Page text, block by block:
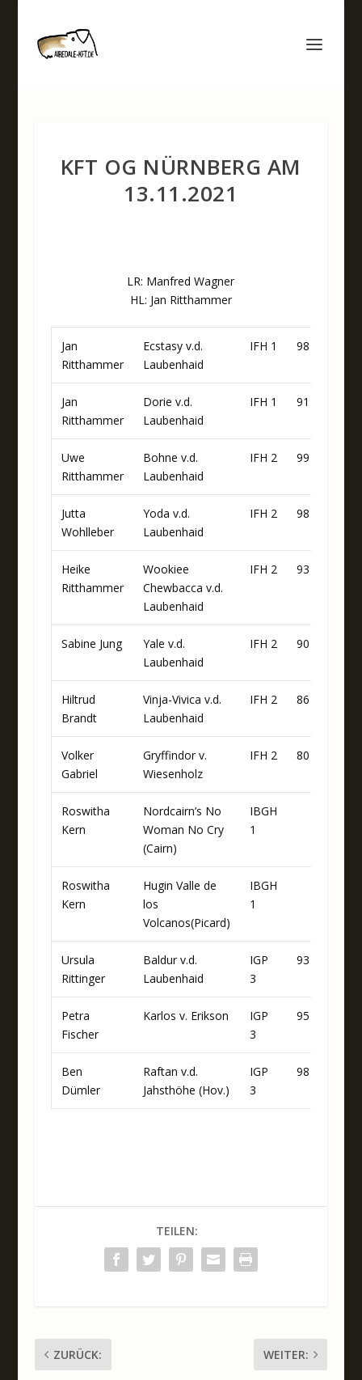
KFT OG NÜRNBERG AM
13.11.2021
LR: Manfred Wagner
HL: Jan Ritthammer
Jan
Ritthammer
Ecstasy v.d.
Laubenhaid
IFH 1 98
Jan
Ritthammer
Dorie v.d.
Laubenhaid
IFH 1 91
Uwe
Ritthammer
Bohne v.d.
Laubenhaid
IFH 2 99
Jutta
Wohlleber
Yoda v.d.
Laubenhaid
IFH 2 98
Heike
Ritthammer
Wookiee
Chewbacca v.d.
Laubenhaid
IFH 2 93
Sabine Jung
Yale v.d.
Laubenhaid
IFH 2 90
Hiltrud
Brandt
Vinja-Vivica v.d.
Laubenhaid
IFH 2 86
Volker
Gabriel
Gryffindor v.
Wiesenholz
IFH 2 80
Roswitha
Kern
Nordcairn’s No
Woman No Cry
(Cairn)
IBGH
1
Roswitha
Kern
Hugin Valle de
los
Volcanos(Picard)
IBGH
1
Ursula
Rittinger
Baldur v.d.
Laubenhaid
IGP
3
93
Petra
Fischer
Karlos v. Erikson
IGP
3
95
Ben
Dümler
Raftan v.d.
Jahsthöhe (Hov.)
IGP
3
98
TEILEN:
ZURÜCK: WEITER: